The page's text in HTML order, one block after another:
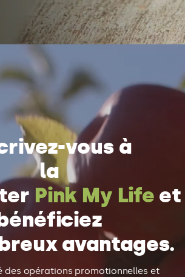
vous à
la
Pink My Life et
avantages.
des opérations promotionnelles et